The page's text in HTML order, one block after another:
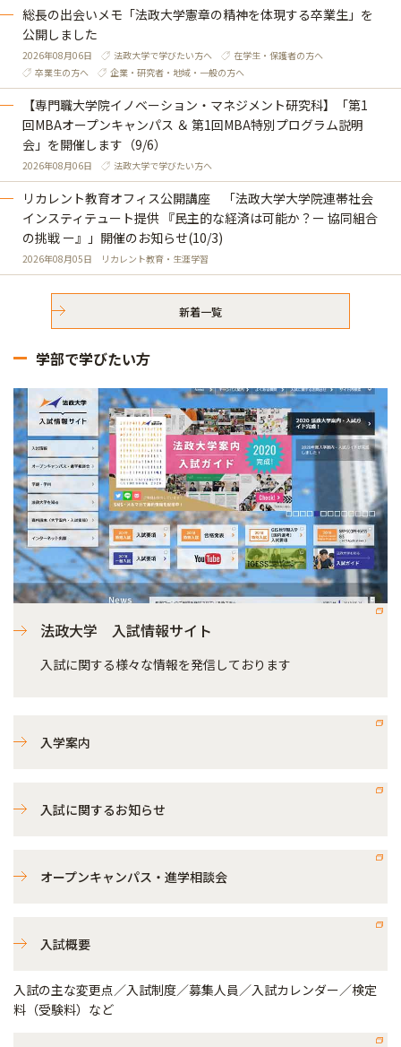
総長の出会いメモ「法政大学憲章の精神を体現する卒業生」を
公開しました
2026年08月06日 法政大学で学びたい方へ
在学生・保護者の方へ
卒業生の方へ
企業・研究者・地域・一般の方へ
【専門職大学院イノベーション・マネジメント研究科】「第1
回MBAオープンキャンパス ＆ 第1回MBA特別プログラム説明
会」を開催します（9/6）
2026年08月06日 法政大学で学びたい方へ
リカレント教育オフィス公開講座 「法政大学大学院連帯社会
インスティテュート提供 『民主的な経済は可能か？ー 協同組合
の挑戦 ー』」開催のお知らせ(10/3)
2026年08月05日 リカレント教育・生涯学習
新着一覧
学部で学びたい方
法政大学 入試情報サイト
入試に関する様々な情報を発信しております
入学案内
入試に関するお知らせ
オープンキャンパス・進学相談会
入試概要
入試の主な変更点／入試制度／募集人員／入試カレンダー／検定
料（受験料）など